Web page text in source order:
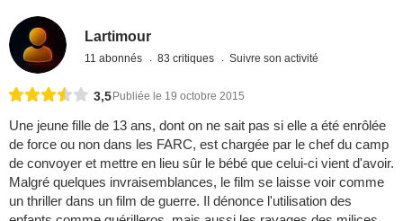
Lartimour
11 abonnés 83 critiques Suivre son activité
3,5 Publiée le 19 octobre 2015
Une jeune fille de 13 ans, dont on ne sait pas si elle a été enrôlée
de force ou non dans les FARC, est chargée par le chef du camp
de convoyer et mettre en lieu sûr le bébé que celui-ci vient d'avoir.
Malgré quelques invraisemblances, le film se laisse voir comme
un thriller dans un film de guerre. Il dénonce l'utilisation des